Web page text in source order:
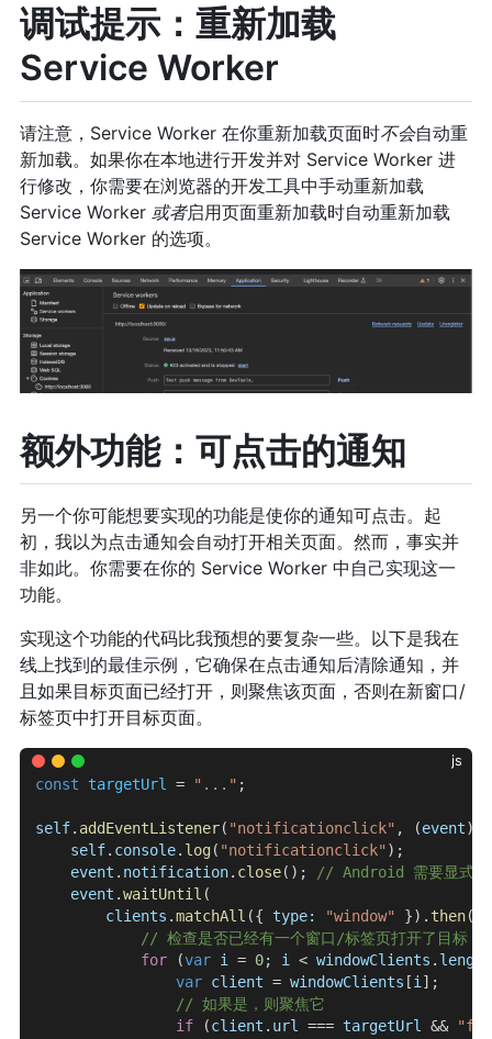
调试提示：重新加载
Service Worker
请注意，Service Worker 在你重新加载页面时不会自动重
新加载。如果你在本地进行开发并对 Service Worker 进
行修改，你需要在浏览器的开发工具中手动重新加载
Service Worker 或者启用页面重新加载时自动重新加载
Service Worker 的选项。
额外功能：可点击的通知
另一个你可能想要实现的功能是使你的通知可点击。起
初，我以为点击通知会自动打开相关页面。然而，事实并
非如此。你需要在你的 Service Worker 中自己实现这一
功能。
实现这个功能的代码比我预想的要复杂一些。以下是我在
线上找到的最佳示例，它确保在点击通知后清除通知，并
且如果目标页面已经打开，则聚焦该页面，否则在新窗口/
标签页中打开目标页面。
js
const targetUrl = "..." ;
self. addEventListener( "notificationclick" , (event)
    self
. console. log( "notificationclick" );
    event
. notification. close();
// Android 需要显式关
    event
.waitUntil (
        clients
.matchAll ({ type: "window" }). then((
// 检查是否已经有一个窗口/标签页打开了目标
            for
(var i = 0; i < windowClients . length
                var
client = windowClients [i];
                // 如果是，则聚焦它
                if
(client . url === targetUrl &&